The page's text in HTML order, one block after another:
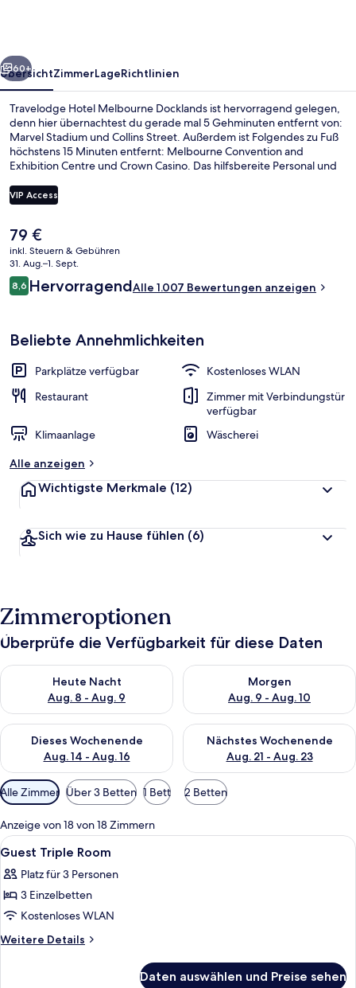
Weiter
60+
ÜbersichtZimmerLageRichtlinien
Travelodge Hotel Melbourne Docklands ist hervorragend gelegen,
denn hier übernachtest du gerade mal 5 Gehminuten entfernt von:
Marvel Stadium und Collins Street. Außerdem ist Folgendes zu Fuß
höchstens 15 Minuten entfernt: Melbourne Convention and
Exhibition Centre und Crown Casino. Das hilfsbereite Personal und
VIP Access
Der
aktuelle
Preis
beträgt
79 €.
79 €
inkl. Steuern & Gebühren
31. Aug.–1. Sept.
Bewertungen
8,68,6 von 10.
HervorragendAlle 1.007 Bewertungen anzeigen
Beliebte Annehmlichkeiten
Parkplätze verfügbar
Kostenloses WLAN
Restaurant
Zimmer mit Verbindungstür
verfügbar
Klimaanlage
Wäscherei
Alle anzeigen
Wichtigste Merkmale (12)
Sich wie zu Hause fühlen (6)
Zimmeroptionen
Überprüfe die Verfügbarkeit für diese Daten
Heute Nacht
Aug. 8 - Aug. 9
Überprüfe die Verfügbarkeit für heute Nacht, Aug. 8 - Aug. 9.
Morgen
Aug. 9 - Aug. 10
Überprüfe die Verfügbarkeit
Dieses Wochenende
Aug. 14 - Aug. 16
Überprüfe die Verfügbarkeit für dieses Wochenende, Aug. 14
Nächstes Wochenende
Aug. 21 - Aug. 23
Überprüfe die Verfügbarkeit
Verfügbare
Filter
für
Zimmer
Alle Zimmer Über 3 Betten 1 Bett 2 Betten
Anzeige von 18 von 18 Zimmern
Alle
Fotos
für
Guest
Triple
Room
Ein Hotelzimmer mit zwei Betten,
11
Guest Triple Room
Platz für 3 Personen
3 Einzelbetten
Kostenloses WLAN
Weitere Details
Weitere
Daten auswählen und Preise sehen